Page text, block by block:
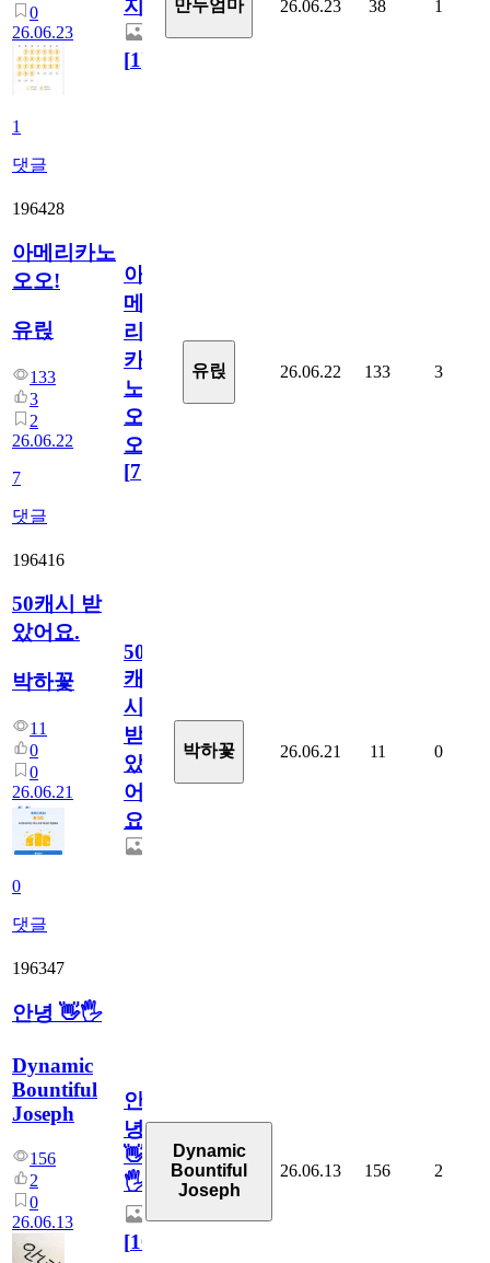
0
26.06.23
1
댓글
지.
[1]
만두엄마 26.06.23 38 1
196428
아메리카노
오오!
유릱
133
3
2
26.06.22
7
댓글
아
메
리
카
노
오
오!
[7]
유릱 26.06.22 133 3
196416
50캐시 받
았어요.
박하꽃
11
0
0
26.06.21
0
댓글
50
캐
시
받
았
어
요.
박하꽃 26.06.21 11 0
196347
안녕 👋🖐
Dynamic
Bountiful
Joseph
156
2
0
26.06.13
안
녕
👋
🖐
[10
Dynamic
Bountiful
Joseph
26.06.13 156 2